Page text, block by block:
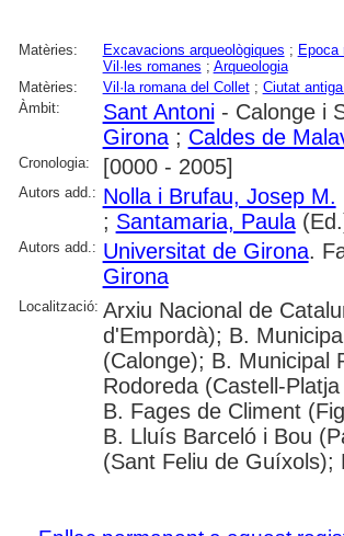
Matèries: Excavacions arqueològiques ; Epoca
Vil·les romanes ; Arqueologia
Matèries:
Vil·la romana del Collet; Ciutat
Àmbit:
Sant Antoni- Calonge i
Girona; Caldes de
Cronologia: [0000 - 2005]
Autors add.: Nolla i Brufau, Josep M.
; Santamaria, Paula
Autors add.: Universitat de Girona.
Girona
Localització: Arxiu Nacional de
d'Empordà); B.
(Calonge); B. Municipal
Rodoreda (Castell-
B. Fages de Climent
B. Lluís Barceló i Bou
(Sant Feliu de Guíxols);